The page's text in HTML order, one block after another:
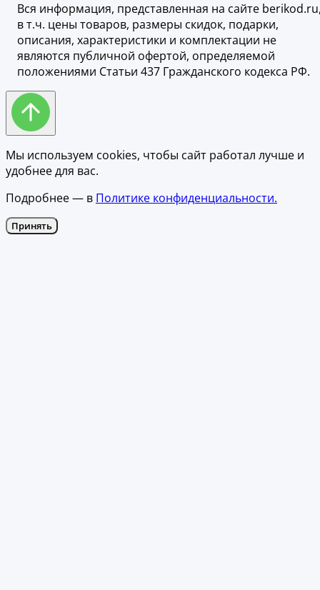
Вся информация, представленная на сайте
в т.ч. цены товаров, размеры скидок, подарки,
описания, характеристики и комплектации не
являются публичной офертой, определяемой
положениями Статьи 437 Гражданского кодекса РФ.
Мы используем cookies, чтобы сайт работал лучше и
удобнее для вас.
Подробнее — в Политике конфиденциальности.
Принять